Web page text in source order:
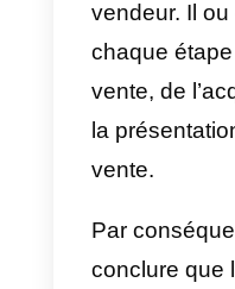
vente,
parlons
voulons
doivent
des